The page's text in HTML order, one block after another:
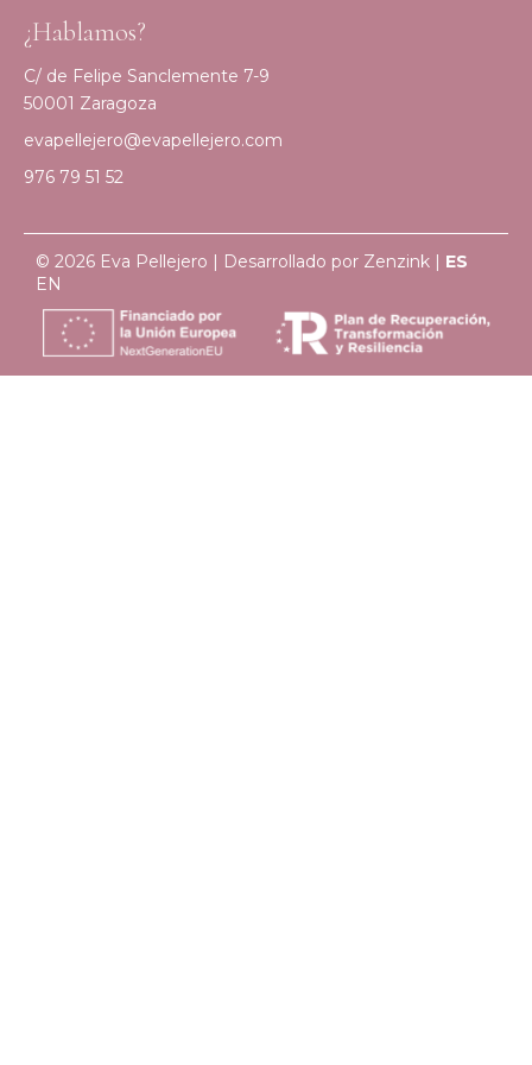
¿Hablamos?
C/ de Felipe Sanclemente 7-9
50001 Zaragoza
evapellejero@evapellejero.com
976 79 51 52
© 2026 Eva Pellejero | Desarrollado por Zenzink | ES
EN